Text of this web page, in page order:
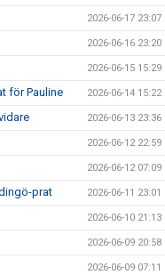
2026-06-17 23:07
2026-06-16 23:20
2026-06-15 15:29
för Pauline 2026-06-14 15:22
2026-06-13 23:36
2026-06-12 22:59
2026-06-12 07:09
prat 2026-06-11 23:01
2026-06-10 21:13
2026-06-09 20:58
2026-06-09 07:11